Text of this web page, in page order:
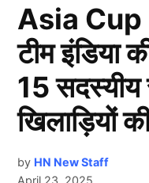
Asia Cup
टीम इंडिया
15 सदस्यीय
खिलाड़ियों
by HN New Staff
April 23, 2025